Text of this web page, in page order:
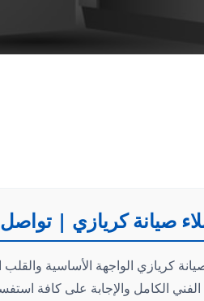
صيانة كريازي | تواصل
كريازي الواجهة الأساسية
الكامل والإجابة على كافة